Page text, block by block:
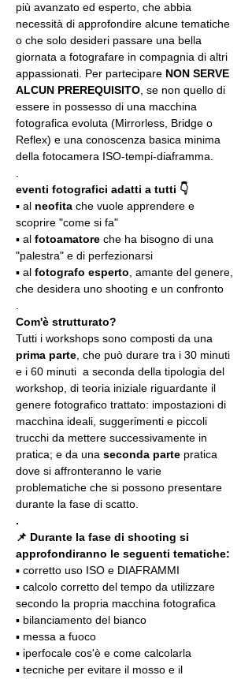
più avanzato ed esperto, che abbia
necessità di approfondire alcune tematiche
o che solo desideri passare una bella
giornata a fotografare in compagnia di altri
appassionati. Per partecipare NON SERVE
ALCUN PREREQUISITO , se non quello di
essere in possesso di una macchina
fotografica evoluta (Mirrorless, Bridge o
Reflex) e una conoscenza basica minima
della fotocamera ISO-tempi-diaframma.
eventi fotografici adatti a tutti 👇
▪️ al neofita che vuole apprendere e
scoprire "come si fa"
▪️ al fotoamatore che ha bisogno di una
"palestra" e di perfezionarsi
▪️ al fotografo esperto , amante del genere,
che desidera uno shooting e un confronto
Com'è strutturato?
Tutti i workshops sono composti da una
prima parte , che può durare tra i 30 minuti
e i 60 minuti  a seconda della tipologia del
workshop, di teoria iniziale riguardante il
genere fotografico trattato: impostazioni di
macchina ideali, suggerimenti e piccoli
trucchi da mettere successivamente in
pratica; e da una seconda parte pratica
dove si affronteranno le varie
problematiche che si possono presentare
durante la fase di scatto.
.
📌 Durante la fase di shooting si
approfondiranno le seguenti tematiche:
▪️ corretto uso ISO e DIAFRAMMI
▪️ calcolo corretto del tempo da utilizzare
secondo la propria macchina fotografica
▪️ bilanciamento del bianco
▪️ messa a fuoco
▪️ iperfocale cos'è e come calcolarla
▪️ tecniche per evitare il mosso e il